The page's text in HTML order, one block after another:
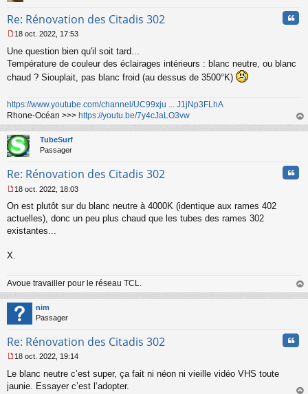
Re: Rénovation des Citadis 302
e
s
a
e
n
o
n
u
18 oct. 2022, 17:53
Une question bien qu'il soit tard...
Température de couleur des éclairages intérieurs : blanc neutre, ou blanc
chaud ? Siouplait, pas blanc froid (au dessus de 3500°K)
https://www.youtube.com/channel/UC99xju ... J1jNp3FLhA
Rhone-Océan >>> https://youtu.be/7y4cJaLO3vw
au
TubeSurf
Passager
Re: Rénovation des Citadis 302
e
s
s
e
l
u
18 oct. 2022, 18:03
On est plutôt sur du blanc neutre à 4000K (identique aux rames 402
actuelles), donc un peu plus chaud que les tubes des rames 302
existantes...
X.
Avoue travailler pour le réseau TCL.
au
nim
Passager
Re: Rénovation des Citadis 302
e
s
18 oct. 2022, 19:14
Le blanc neutre c’est super, ça fait ni néon ni vieille vidéo VHS toute
jaunie. Essayer c’est l‘adopter.